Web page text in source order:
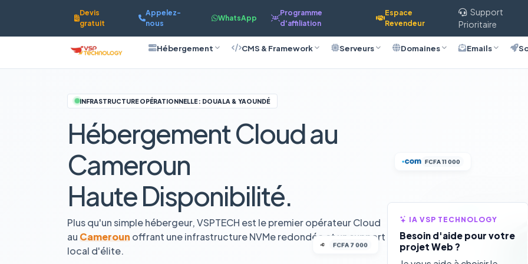
Devis
gratuit
Appelez-
nous
WhatsApp
Programme
d'affiliation
Espace
Revendeur
Support
Prioritaire
Hébergement CMS & Framework Serveurs Domaines Emails
INFRASTRUCTURE OPÉRATIONNELLE : DOUALA & YAOUNDÉ
Hébergement Cloud au
Cameroun
Haute Disponibilité.
Plus qu'un simple hébergeur, VSPTECH est le premier opérateur Cloud
au Cameroun offrant une infrastructure NVMe redondée et un support
local d'élite.
IA VSP TECHNOLOGY
Besoin d'aide pour votre
projet Web ?
FCFA 11 000
FCFA 7 000